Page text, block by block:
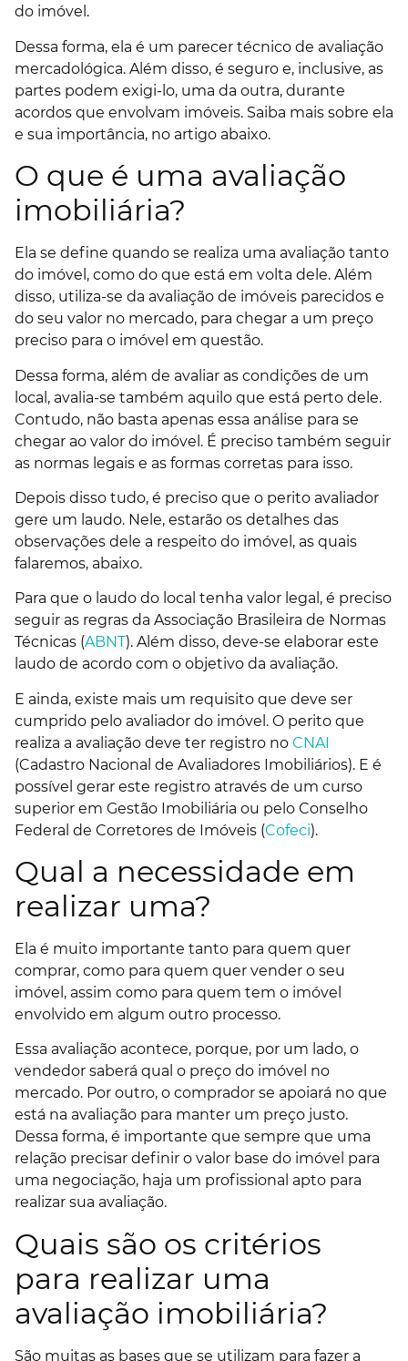
do imóvel.
Dessa forma, ela é um parecer técnico de avaliação
mercadológica. Além disso, é seguro e, inclusive, as
partes podem exigi-lo, uma da outra, durante
acordos que envolvam imóveis. Saiba mais sobre ela
e sua importância, no artigo abaixo.
O que é uma avaliação
imobiliária?
Ela se define quando se realiza uma avaliação tanto
do imóvel, como do que está em volta dele. Além
disso, utiliza-se da avaliação de imóveis parecidos e
do seu valor no mercado, para chegar a um preço
preciso para o imóvel em questão.
Dessa forma, além de avaliar as condições de um
local, avalia-se também aquilo que está perto dele.
Contudo, não basta apenas essa análise para se
chegar ao valor do imóvel. É preciso também seguir
as normas legais e as formas corretas para isso.
Depois disso tudo, é preciso que o perito avaliador
gere um laudo. Nele, estarão os detalhes das
observações dele a respeito do imóvel, as quais
falaremos, abaixo.
Para que o laudo do local tenha valor legal, é preciso
seguir as regras da Associação Brasileira de Normas
Técnicas (ABNT). Além disso, deve-se elaborar este
laudo de acordo com o objetivo da avaliação.
E ainda, existe mais um requisito que deve ser
cumprido pelo avaliador do imóvel. O perito que
realiza a avaliação deve ter registro no CNAI
(Cadastro Nacional de Avaliadores Imobiliários). E é
possível gerar este registro através de um curso
superior em Gestão Imobiliária ou pelo Conselho
Federal de Corretores de Imóveis (Cofeci).
Qual a necessidade em
realizar uma?
Ela é muito importante tanto para quem quer
comprar, como para quem quer vender o seu
imóvel, assim como para quem tem o imóvel
envolvido em algum outro processo.
Essa avaliação acontece, porque, por um lado, o
vendedor saberá qual o preço do imóvel no
mercado. Por outro, o comprador se apoiará no que
está na avaliação para manter um preço justo.
Dessa forma, é importante que sempre que uma
relação precisar definir o valor base do imóvel para
uma negociação, haja um profissional apto para
realizar sua avaliação.
Quais são os critérios
para realizar uma
avaliação imobiliária?
São muitas as bases que se utilizam para fazer a